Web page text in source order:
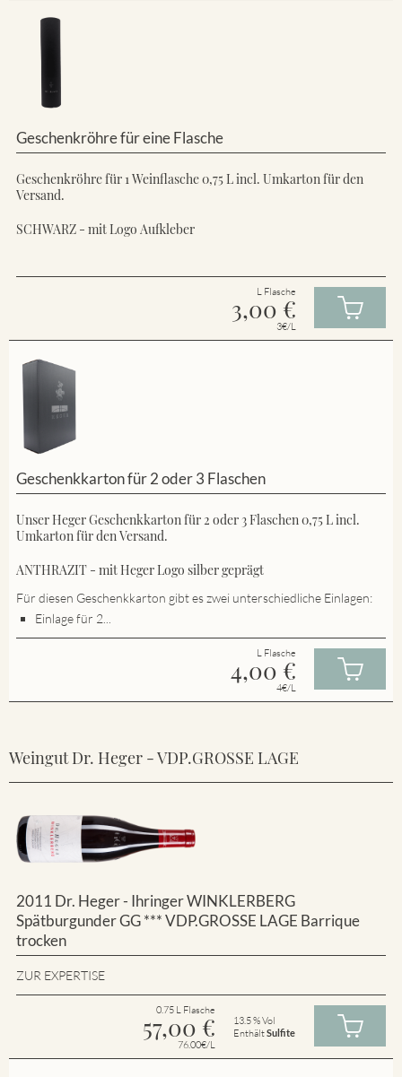
Geschenkröhre für eine Flasche
Geschenkröhre für 1 Weinflasche 0,75 L incl. Umkarton für den
Versand.
SCHWARZ - mit Logo Aufkleber
L Flasche
3,00 €
3€/L
Geschenkkarton für 2 oder 3 Flaschen
Unser Heger Geschenkkarton für 2 oder 3 Flaschen 0,75 L incl.
Umkarton für den Versand.
ANTHRAZIT - mit Heger Logo silber geprägt
Für diesen Geschenkkarton gibt es zwei unterschiedliche Einlagen:
Einlage für 2...
L Flasche
4,00 €
4€/L
Weingut Dr. Heger - VDP.GROSSE LAGE
2011 Dr. Heger - Ihringer WINKLERBERG
Spätburgunder GG *** VDP.GROSSE LAGE Barrique
trocken
ZUR EXPERTISE
0.75 L Flasche
57,00 €
76.00€/L
13.5 % Vol
EnthältSulfite